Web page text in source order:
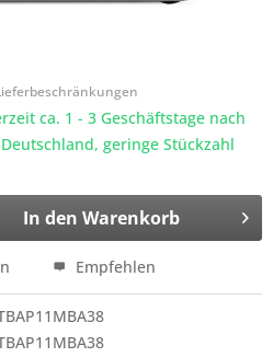
ca. 1 - 3 Geschäftstage nach
geringe Stückzahl
In den Warenkorb
Empfehlen